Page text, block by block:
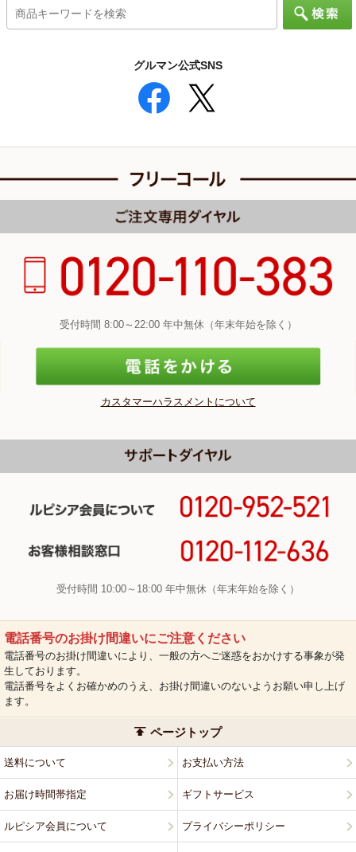
グルマン公式SNS
受付時間 8:00～22:00 年中無休（年末年始を除く）
カスタマーハラスメントについて
受付時間 10:00～18:00 年中無休（年末年始を除く）
電話番号のお掛け間違いにご注意ください
電話番号のお掛け間違いにより、一般の方へご迷惑をおかけする事象が発
生しております。
電話番号をよくお確かめのうえ、お掛け間違いのないようお願い申し上げ
ます。
ページトップ
送料について お支払い方法
お届け時間帯指定 ギフトサービス
ルピシア会員について プライバシーポリシー